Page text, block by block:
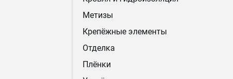
Метизы
Крепёжные элементы
Отделка
Плёнки